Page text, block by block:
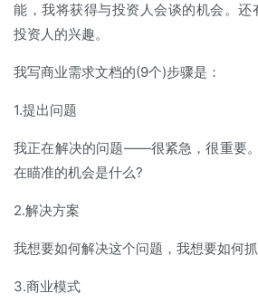
能，我将获得与投资人会谈的机会。还
投资人的兴趣。
我写商业需求文档的(9个)步骤是：
1.提出问题
我正在解决的问题——很紧急，很重要
在瞄准的机会是什么?
2.解决方案
我想要如何解决这个问题，我想要如何抓
3.商业模式